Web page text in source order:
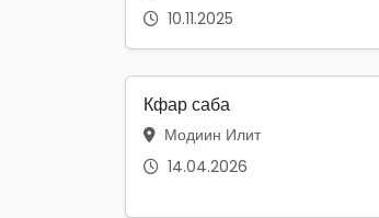
10.11.2025
Кфар саба
Модиин Илит
14.04.2026